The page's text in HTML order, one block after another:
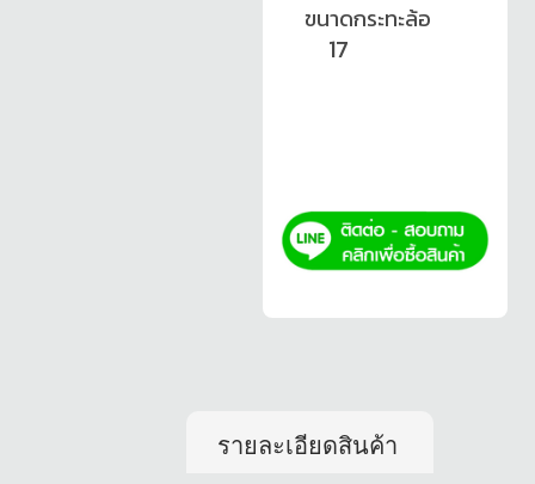
ขนาดกระทะล้อ
17
รายละเอียดสินค้า